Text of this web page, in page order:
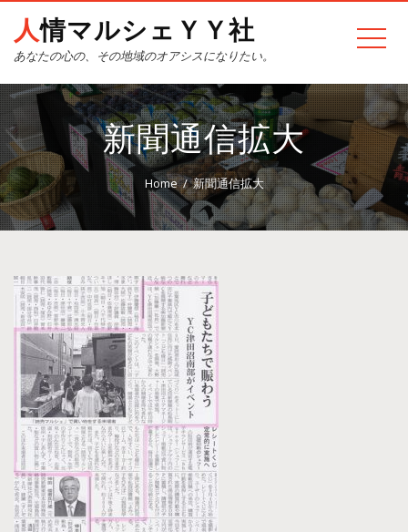
人情マルシェＹＹ社
あなたの心の、その地域のオアシスになりたい。
新聞通信拡大
Home 新聞通信拡大